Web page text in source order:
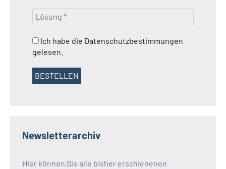
Ich habe die Datenschutzbestimmungen
gelesen.
Newsletterarchiv
Hier können Sie alle bisher erschienenen